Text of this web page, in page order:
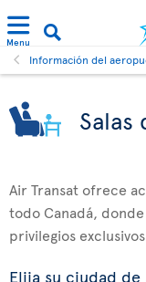
Menu
Información del
Salas
Air Transat ofrece
todo Canadá,
privilegios
Elija su ciudad de